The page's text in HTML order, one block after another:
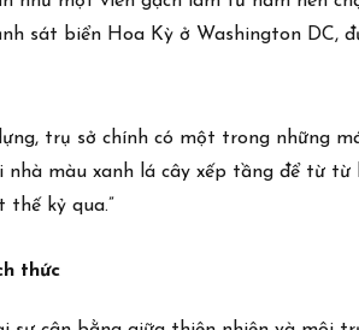
sát biển Hoa Kỳ ở Washington DC,
trụ sở chính có một trong những
màu xanh lá cây xếp tầng để từ từ
thế kỷ qua.”
thức
Giới thiệu